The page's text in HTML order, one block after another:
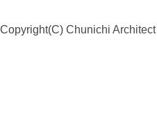
Copyright(C) Chunichi